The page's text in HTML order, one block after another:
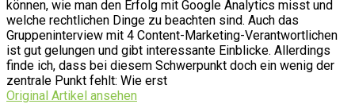
können, wie man den Erfolg mit Google Analytics misst und
welche rechtlichen Dinge zu beachten sind. Auch das
Gruppeninterview mit 4 Content-Marketing-Verantwortlichen
ist gut gelungen und gibt interessante Einblicke. Allerdings
finde ich, dass bei diesem Schwerpunkt doch ein wenig der
zentrale Punkt fehlt: Wie erst
Original Artikel ansehen